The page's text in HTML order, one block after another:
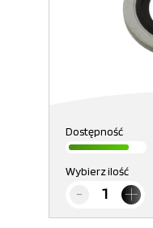
Dostępność
Wybierz ilość